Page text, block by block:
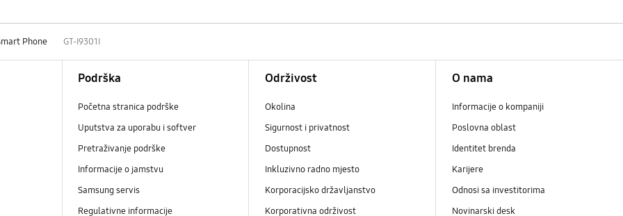
Phone GT-I9301I
Podrška
Početna stranica podrške
Uputstva za uporabu i softver
Pretraživanje podrške
Informacije o jamstvu
Samsung servis
Regulativne informacije
Održivost
Okolina
Sigurnost i privatnost
Dostupnost
Inkluzivno radno mjesto
Korporacijsko državljanstvo
Korporativna održivost
O nama
Informacije o kompaniji
Poslovna oblast
Identitet brenda
Karijere
Odnosi sa investitorima
Novinarski desk